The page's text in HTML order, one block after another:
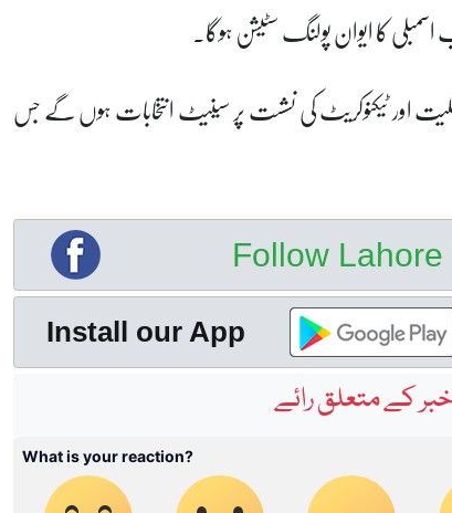
اسمبلی کا ایوان پولنگ سٹیشن ہوگا۔
اقلیت اور ٹیکنوکریٹ کی نشست پر سینیٹ انتخابات ہوں گے جس
Follow Lahore
Install our App
کے متعلق رائے